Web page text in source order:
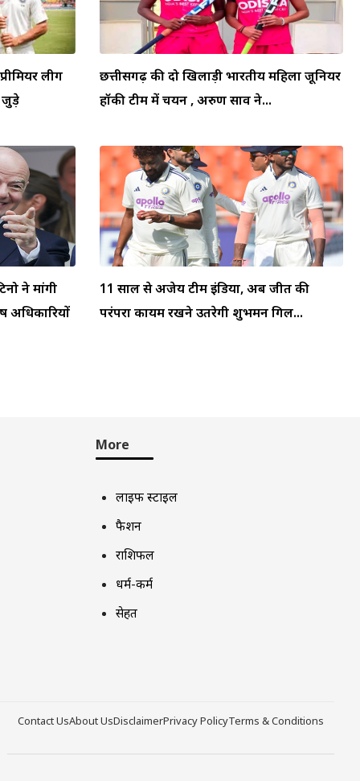
लीग
जुड़े
छत्तीसगढ़ की दो खिलाड़ी भारतीय महिला जूनियर
हॉकी टीम में चयन , अरुण साव ने...
ने मांगी
अधिकारियों
11 साल से अजेय टीम इंडिया, अब जीत की
परंपरा कायम रखने उतरेगी शुभमन गिल...
More
लाइफ स्टाइल
फैशन
राशिफल
धर्म-कर्म
सेहत
Contact UsAbout UsDisclaimerPrivacy PolicyTerms & Conditions